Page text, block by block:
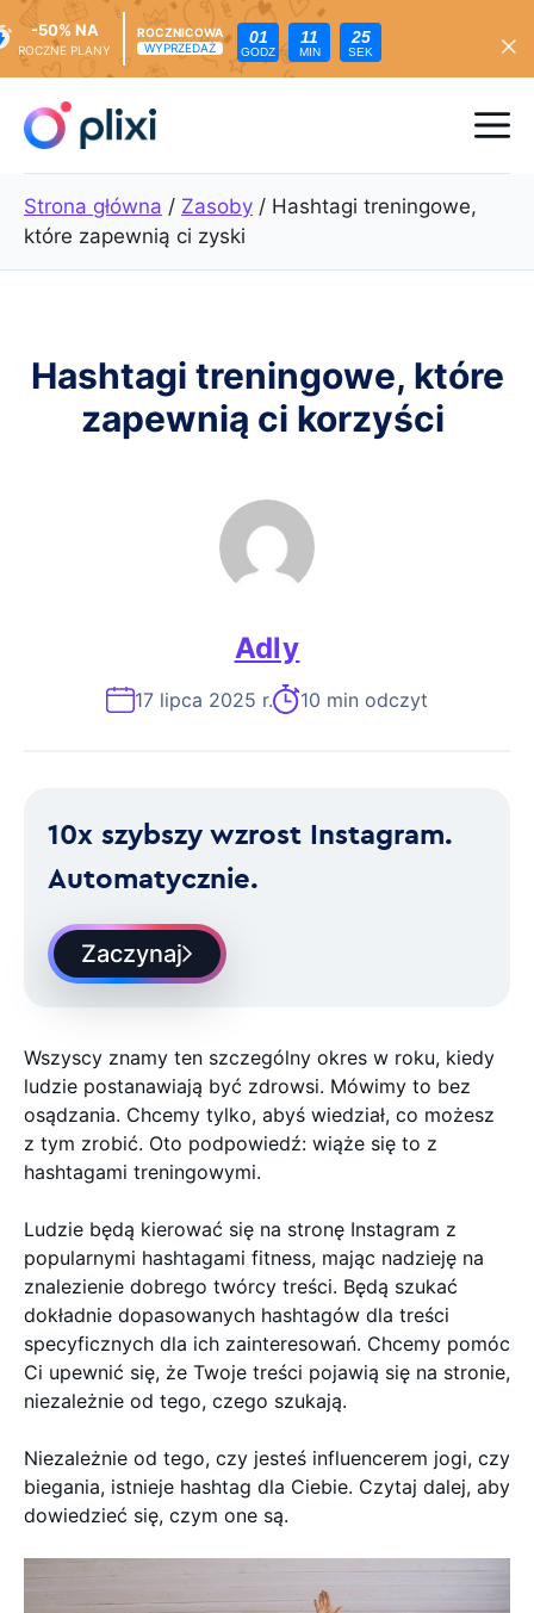
treści
-50% NA
ROCZNE PLANY
ROCZNICOWA
WYPRZEDAŻ
01
GODZ
11
MIN
24
SEK
Strona główna / Zasoby / Hashtagi treningowe,
które zapewnią ci zyski
Hashtagi treningowe, które
zapewnią ci korzyści
Adly
17 lipca 2025 r. 10 min odczyt
10x szybszy wzrost Instagram.
Automatycznie.
Zaczynaj
Wszyscy znamy ten szczególny okres w roku, kiedy
ludzie postanawiają być zdrowsi. Mówimy to bez
osądzania. Chcemy tylko, abyś wiedział, co możesz
z tym zrobić. Oto podpowiedź: wiąże się to z
hashtagami treningowymi.
Ludzie będą kierować się na stronę Instagram z
popularnymi hashtagami fitness, mając nadzieję na
znalezienie dobrego twórcy treści. Będą szukać
dokładnie dopasowanych hashtagów dla treści
specyficznych dla ich zainteresowań. Chcemy pomóc
Ci upewnić się, że Twoje treści pojawią się na stronie,
niezależnie od tego, czego szukają.
Niezależnie od tego, czy jesteś influencerem jogi, czy
biegania, istnieje hashtag dla Ciebie. Czytaj dalej, aby
dowiedzieć się, czym one są.